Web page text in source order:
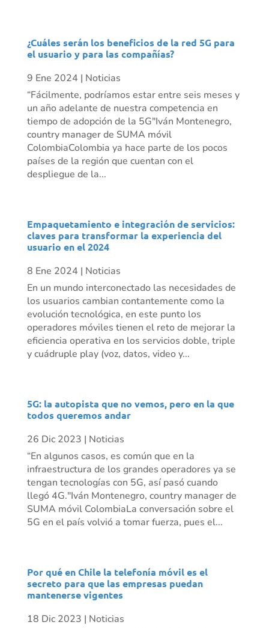
¿Cuáles serán los beneficios de la red 5G para
el usuario y para las compañías?
9 Ene 2024 | Noticias
“Fácilmente, podríamos estar entre seis meses y
un año adelante de nuestra competencia en
tiempo de adopción de la 5G"Iván Montenegro,
country manager de SUMA móvil
ColombiaColombia ya hace parte de los pocos
países de la región que cuentan con el
despliegue de la...
Empaquetamiento e integración de servicios:
claves para transformar la experiencia del
usuario en el 2024
8 Ene 2024 | Noticias
En un mundo interconectado las necesidades de
los usuarios cambian contantemente como la
evolución tecnológica, en este punto los
operadores móviles tienen el reto de mejorar la
eficiencia operativa en los servicios doble, triple
y cuádruple play (voz, datos, video y...
5G: la autopista que no vemos, pero en la que
todos queremos andar
26 Dic 2023 | Noticias
“En algunos casos, es común que en la
infraestructura de los grandes operadores ya se
tengan tecnologías con 5G, así pasó cuando
llegó 4G."Iván Montenegro, country manager de
SUMA móvil ColombiaLa conversación sobre el
5G en el país volvió a tomar fuerza, pues el...
Por qué en Chile la telefonía móvil es el
secreto para que las empresas puedan
mantenerse vigentes
18 Dic 2023 | Noticias